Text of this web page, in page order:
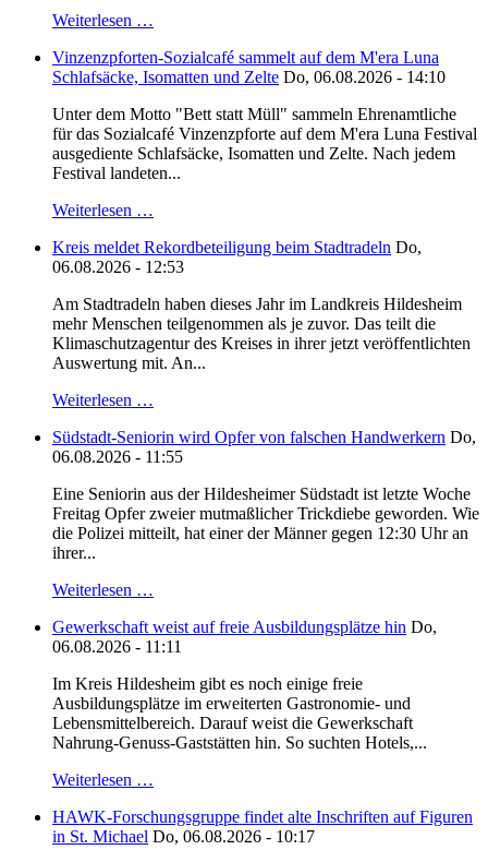
Weiterlesen …
Vinzenzpforten-Sozialcafé sammelt auf dem M'era Luna
Schlafsäcke, Isomatten und Zelte Do, 06.08.2026 - 14:10
Unter dem Motto "Bett statt Müll" sammeln Ehrenamtliche
für das Sozialcafé Vinzenzpforte auf dem M'era Luna Festival
ausgediente Schlafsäcke, Isomatten und Zelte. Nach jedem
Festival landeten...
Weiterlesen …
Kreis meldet Rekordbeteiligung beim Stadtradeln Do,
06.08.2026 - 12:53
Am Stadtradeln haben dieses Jahr im Landkreis Hildesheim
mehr Menschen teilgenommen als je zuvor. Das teilt die
Klimaschutzagentur des Kreises in ihrer jetzt veröffentlichten
Auswertung mit. An...
Weiterlesen …
Südstadt-Seniorin wird Opfer von falschen Handwerkern Do,
06.08.2026 - 11:55
Eine Seniorin aus der Hildesheimer Südstadt ist letzte Woche
Freitag Opfer zweier mutmaßlicher Trickdiebe geworden. Wie
die Polizei mitteilt, hat einer der Männer gegen 12:30 Uhr an
ihrer...
Weiterlesen …
Gewerkschaft weist auf freie Ausbildungsplätze hin Do,
06.08.2026 - 11:11
Im Kreis Hildesheim gibt es noch einige freie
Ausbildungsplätze im erweiterten Gastronomie- und
Lebensmittelbereich. Darauf weist die Gewerkschaft
Nahrung-Genuss-Gaststätten hin. So suchten Hotels,...
Weiterlesen …
HAWK-Forschungsgruppe findet alte Inschriften auf Figuren
in St. Michael Do, 06.08.2026 - 10:17